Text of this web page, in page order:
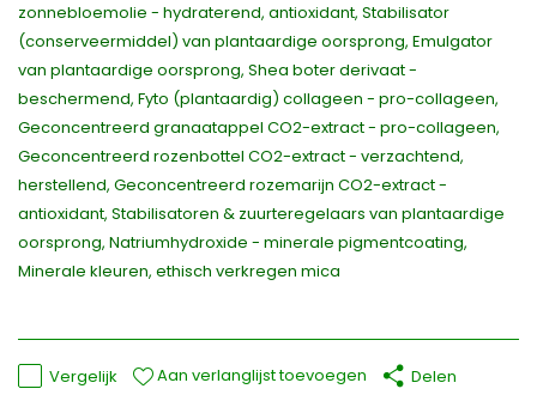
zonnebloemolie - hydraterend, antioxidant, Stabilisator
(conserveermiddel) van plantaardige oorsprong, Emulgator
van plantaardige oorsprong, Shea boter derivaat -
beschermend, Fyto (plantaardig) collageen - pro-collageen,
Geconcentreerd granaatappel CO2-extract - pro-collageen,
Geconcentreerd rozenbottel CO2-extract - verzachtend,
herstellend, Geconcentreerd rozemarijn CO2-extract -
antioxidant, Stabilisatoren & zuurteregelaars van plantaardige
oorsprong, Natriumhydroxide - minerale pigmentcoating,
Minerale kleuren, ethisch verkregen mica
Vergelijk Aan verlanglijst toevoegen Delen